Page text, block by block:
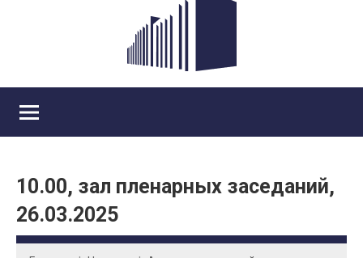
10.00, зал пленарных заседаний,
26.03.2025